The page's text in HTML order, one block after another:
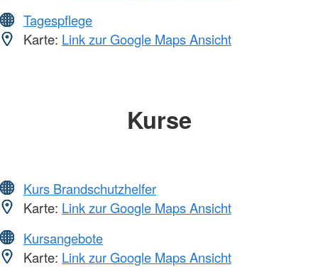
Tagespflege
Karte: Link zur Google Maps Ansicht
Kurse
Kurs Brandschutzhelfer
Karte: Link zur Google Maps Ansicht
Kursangebote
Karte: Link zur Google Maps Ansicht